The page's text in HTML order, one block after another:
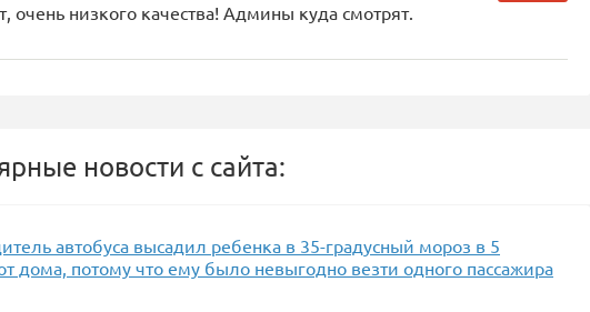
очень низкого качества! Админы куда смотрят.
новости с сайта:
автобуса высадил ребенка в 35-градусный мороз в 5
дома, потому что ему было невыгодно везти одного пассажира